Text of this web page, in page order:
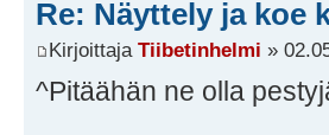
Re: Näyttely ja koe
Kirjoittaja Tiibetinhelmi »
^Pitäähän ne olla